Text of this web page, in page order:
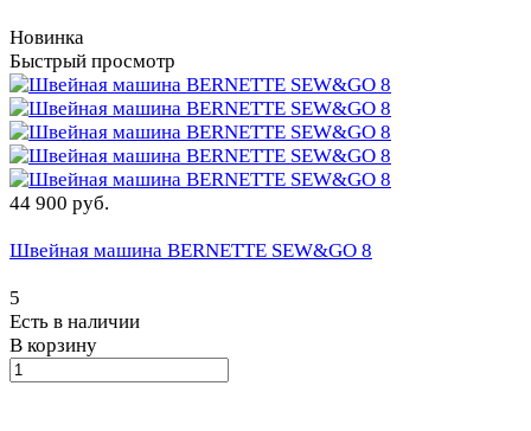
Новинка
Быстрый просмотр
44 900 руб.
Швейная машина BERNETTE SEW&GO 8
5
Есть в наличии
В корзину